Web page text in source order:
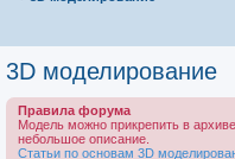
3D моделирование
Правила форума
Модель можно прикрепить в
небольшое описание.
Статьи по основам 3D